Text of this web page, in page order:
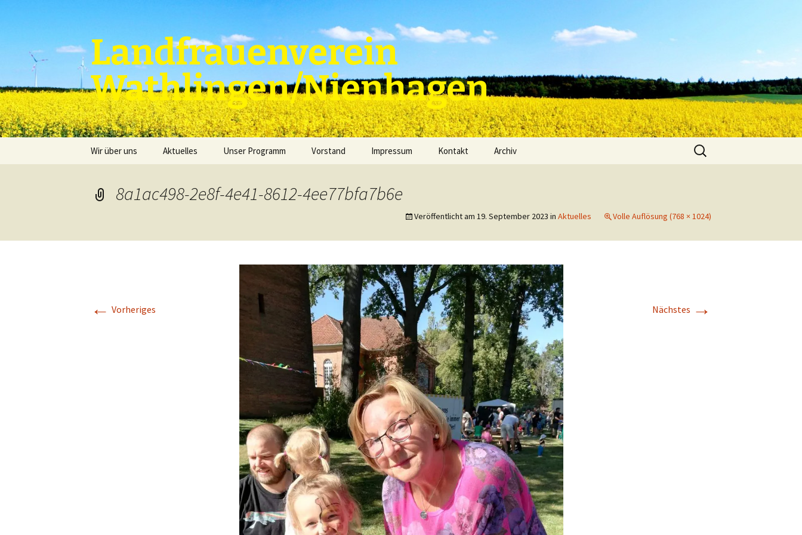
Landfrauenverein
Wathlingen/Nienhagen
Wir über uns Aktuelles Unser Programm Vorstand Impressum Kontakt Archiv
Suche
nach:
8a1ac498-2e8f-4e41-8612-4ee77bfa7b6e
Veröffentlicht am 19. September 2023 in Aktuelles Volle Auflösung (768 × 1024)
← Vorheriges Nächstes →